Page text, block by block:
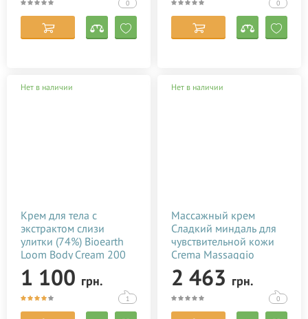
0
Professionnel 200 мл
0
Нет в наличии
Крем для тела с
экстрактом слизи
улитки (74%) Bioearth
Loom Body Cream 200
мл
1 100 грн.
1
Нет в наличии
Массажный крем
Сладкий миндаль для
чувствительной кожи
Crema Massaggio
Mandorle Dolci 500 мл
2 463 грн.
0